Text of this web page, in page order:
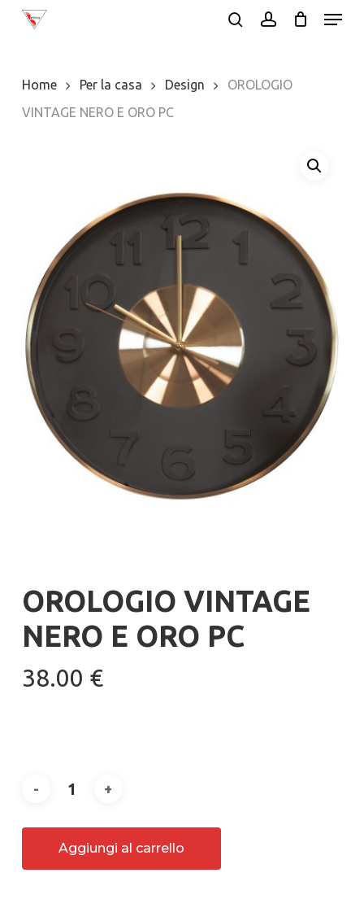
Skip
content
Menu
Home Per la casa Design
OROLOGIO
VINTAGE NERO E ORO PC
OROLOGIO VINTAGE
NERO E ORO PC
38.00 €
Aggiungi al carrello